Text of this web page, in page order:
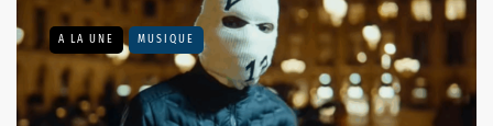
A LA UNE MUSIQUE